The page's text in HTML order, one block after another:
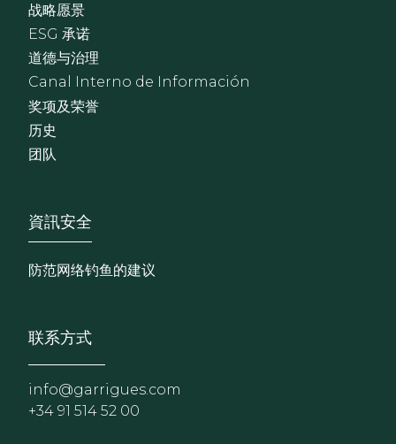
战略愿景
ESG 承诺
道德与治理
Canal Interno de Información
奖项及荣誉
历史
团队
Footer - Extranet y
資訊安全
防范网络钓鱼的建议
联系方式
info@garrigues.com
+34 91 514 52 00